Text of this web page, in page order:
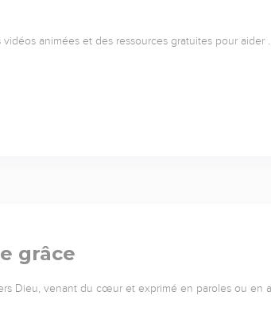
animées et des ressources gratuites pour aider …
grâce
Dieu, venant du cœur et exprimé en paroles ou en